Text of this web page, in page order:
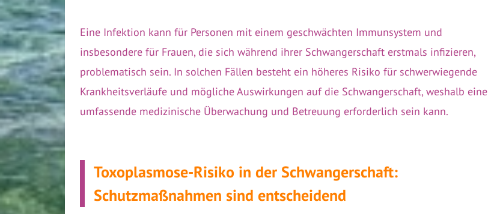
Eine Infektion kann für Personen mit einem geschwächten Immunsystem und
insbesondere für Frauen, die sich während ihrer Schwangerschaft erstmals infizieren,
problematisch sein. In solchen Fällen besteht ein höheres Risiko für schwerwiegende
Krankheitsverläufe und mögliche Auswirkungen auf die Schwangerschaft, weshalb eine
umfassende medizinische Überwachung und Betreuung erforderlich sein kann.
Toxoplasmose-Risiko in der Schwangerschaft:
Schutzmaßnahmen sind entscheidend